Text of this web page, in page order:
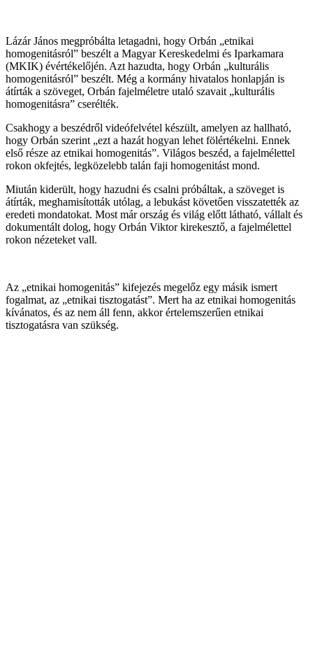
Lázár János megpróbálta letagadni, hogy Orbán „etnikai
homogenitásról” beszélt a Magyar Kereskedelmi és Iparkamara
(MKIK) évértékelőjén. Azt hazudta, hogy Orbán „kulturális
homogenitásról” beszélt. Még a kormány hivatalos honlapján is
átírták a szöveget, Orbán fajelméletre utaló szavait „kulturális
homogenitásra” cserélték.
Csakhogy a beszédről videófelvétel készült, amelyen az hallható,
hogy Orbán szerint „ezt a hazát hogyan lehet fölértékelni. Ennek
első része az etnikai homogenitás”. Világos beszéd, a fajelmélettel
rokon okfejtés, legközelebb talán faji homogenitást mond.
Miután kiderült, hogy hazudni és csalni próbáltak, a szöveget is
átírták, meghamisították utólag, a lebukást követően visszatették az
eredeti mondatokat. Most már ország és világ előtt látható, vállalt és
dokumentált dolog, hogy Orbán Viktor kirekesztő, a fajelmélettel
rokon nézeteket vall.
Az „etnikai homogenitás” kifejezés megelőz egy másik ismert
fogalmat, az „etnikai tisztogatást”. Mert ha az etnikai homogenitás
kívánatos, és az nem áll fenn, akkor értelemszerűen etnikai
tisztogatásra van szükség.